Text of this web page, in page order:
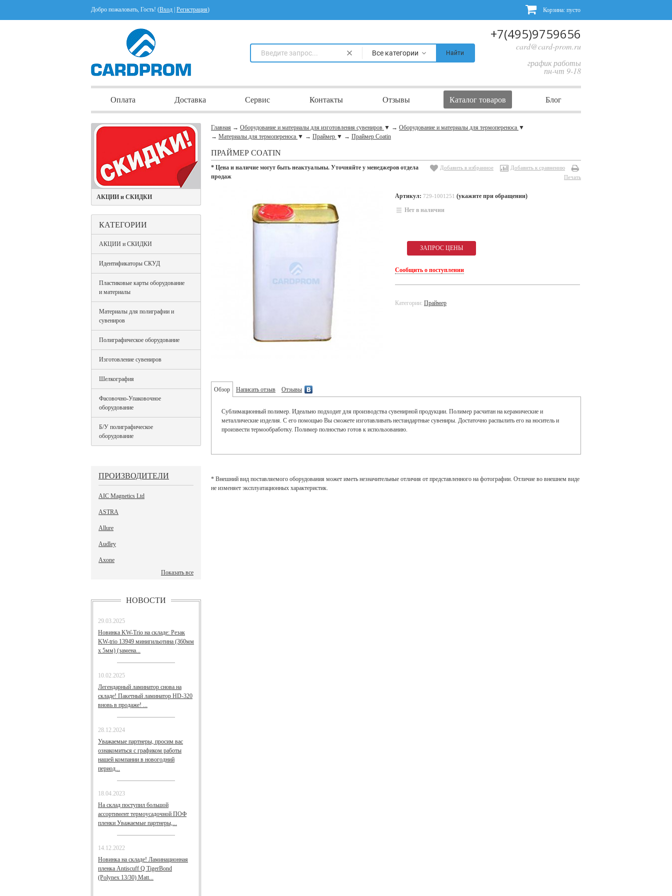
Добро пожаловать, Гость! (Вход Регистрация) Корзина: пусто
Все категории Найти
+7(495)9759656
card@card-prom.ru
график работы
пн-чт 9-18
Оплата Доставка Сервис Контакты Отзывы Каталог товаров Блог
АКЦИИ и СКИДКИ
КАТЕГОРИИ
АКЦИИ и СКИДКИ
Идентификаторы СКУД
Пластиковые карты оборудование
и материалы
Материалы для полиграфии и
сувениров
Полиграфическое оборудование
Изготовление сувениров
Шелкография
Фасовочно-Упаковочное
оборудование
Б/У полиграфическое
оборудование
ПРОИЗВОДИТЕЛИ
AIC Magnetics Ltd
ASTRA
Allure
Audley
Axone
Показать все
НОВОСТИ
29.03.2025
Новинка KW-Trio на складе: Резак
KW-trio 13949 минигильотина (360мм
х 5мм) (замена...
10.02.2025
Легендарный ламинатор снова на
складе! Пакетный ламинатор HD-320
вновь в продаже! ...
28.12.2024
Уважаемые партнеры, просим вас
ознакомиться с графиком работы
нашей компании в новогодний
период...
18.04.2023
На склад поступил большой
ассортимент термоусадочной ПОФ
пленки Уважаемые партнеры,...
14.12.2022
Новинка на складе! Ламинационная
пленка Antiscuff Q TigerBond
(Polynex 13/30) Matt...
Главная → Оборудование и материалы для изготовления сувениров ▼ → Оборудование и материалы для термопереноса ▼
→ Материалы для термопереноса ▼ → Праймер ▼ → Праймер Coatin
ПРАЙМЕР COATIN
* Цена и наличие могут быть неактуальны. Уточняйте у менеджеров отдела
продаж
Добавить в избранное
Добавить к сравнению
Печать
Артикул: 729-1001251 (укажите при обращении)
Нет в наличии
Сообщить о поступлении
Категории: Праймер
Обзор Написать отзыв Отзывы
Сублимационный полимер. Идеально подходит для производства сувенирной продукции. Полимер расчитан на керамические и
металлические изделия. С его помощью Вы сможете изготавливать нестандартные сувениры. Достаточно распылить его на носитель и
произвести термообработку. Полимер полностью готов к использованию.
* Внешний вид поставляемого оборудования может иметь незначительные отличия от представленного на фотографии. Отличие во внешнем виде
не изменяет эксплуатационных характеристик.